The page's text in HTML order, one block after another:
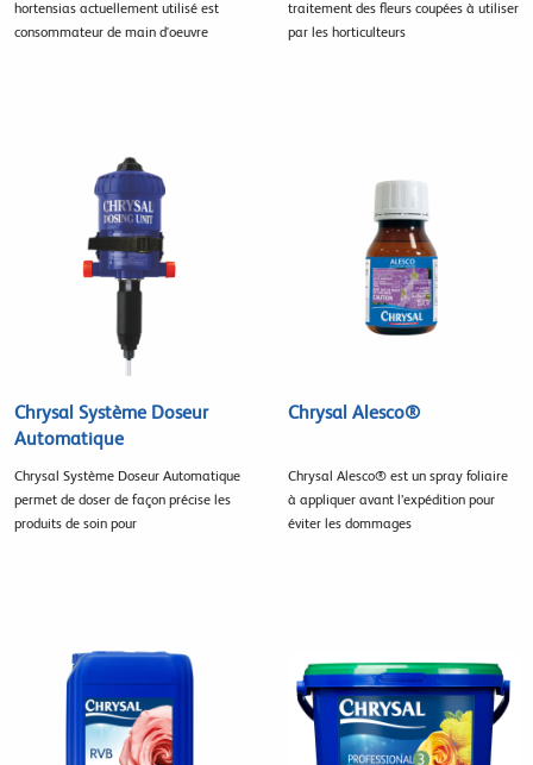
hortensias actuellement utilisé est
consommateur de main d'oeuvre
traitement des fleurs coupées à utiliser
par les horticulteurs
Chrysal Système Doseur
Automatique
Chrysal Système Doseur Automatique
permet de doser de façon précise les
produits de soin pour
Chrysal Alesco®
Chrysal Alesco® est un spray foliaire
à appliquer avant l’expédition pour
éviter les dommages